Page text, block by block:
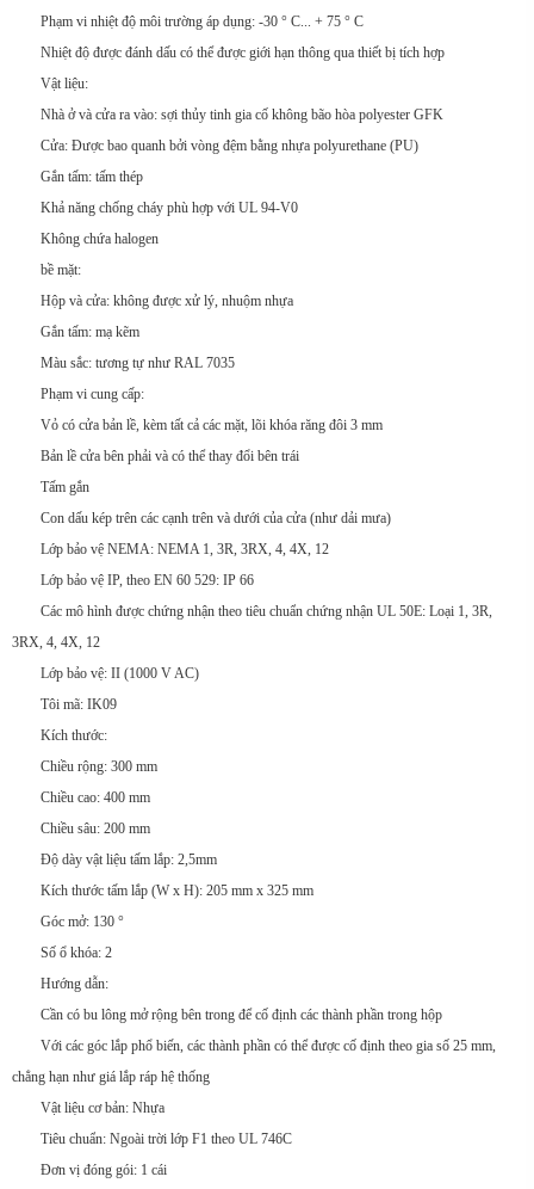
Phạm vi nhiệt độ môi trường áp dụng: -30 ° C... + 75 ° C
Nhiệt độ được đánh dấu có thể được giới hạn thông qua thiết bị tích hợp
Vật liệu:
Nhà ở và cửa ra vào: sợi thủy tinh gia cố không bão hòa polyester GFK
Cửa: Được bao quanh bởi vòng đệm bằng nhựa polyurethane (PU)
Gắn tấm: tấm thép
Khả năng chống cháy phù hợp với UL 94-V0
Không chứa halogen
bề mặt:
Hộp và cửa: không được xử lý, nhuộm nhựa
Gắn tấm: mạ kẽm
Màu sắc: tương tự như RAL 7035
Phạm vi cung cấp:
Vỏ có cửa bản lề, kèm tất cả các mặt, lõi khóa răng đôi 3 mm
Bản lề cửa bên phải và có thể thay đổi bên trái
Tấm gắn
Con dấu kép trên các cạnh trên và dưới của cửa (như dải mưa)
Lớp bảo vệ NEMA: NEMA 1, 3R, 3RX, 4, 4X, 12
Lớp bảo vệ IP, theo EN 60 529: IP 66
Các mô hình được chứng nhận theo tiêu chuẩn chứng nhận UL 50E: Loại 1, 3R,
3RX, 4, 4X, 12
Lớp bảo vệ: II (1000 V AC)
Tôi mã: IK09
Kích thước:
Chiều rộng: 300 mm
Chiều cao: 400 mm
Chiều sâu: 200 mm
Độ dày vật liệu tấm lắp: 2,5mm
Kích thước tấm lắp (W x H): 205 mm x 325 mm
Góc mở: 130 °
Số ổ khóa: 2
Hướng dẫn:
Cần có bu lông mở rộng bên trong để cố định các thành phần trong hộp
Với các góc lắp phổ biến, các thành phần có thể được cố định theo gia số 25 mm,
chẳng hạn như giá lắp ráp hệ thống
Vật liệu cơ bản: Nhựa
Tiêu chuẩn: Ngoài trời lớp F1 theo UL 746C
Đơn vị đóng gói: 1 cái